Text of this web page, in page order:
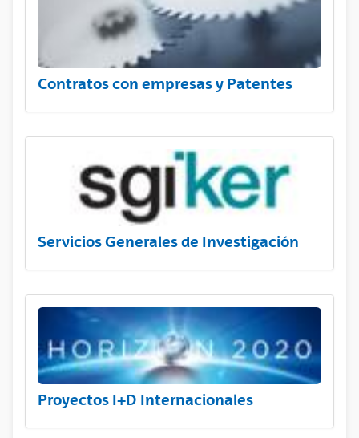
Contratos con empresas y Patentes
Servicios Generales de Investigación
Proyectos I+D Internacionales